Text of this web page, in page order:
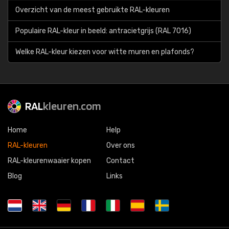
Overzicht van de meest gebruikte RAL-kleuren
Populaire RAL-kleur in beeld: antracietgrijs (RAL 7016)
Welke RAL-kleur kiezen voor witte muren en plafonds?
RALkleuren.com
Home
RAL-kleuren
RAL-kleurenwaaier kopen
Blog
Help
Over ons
Contact
Links